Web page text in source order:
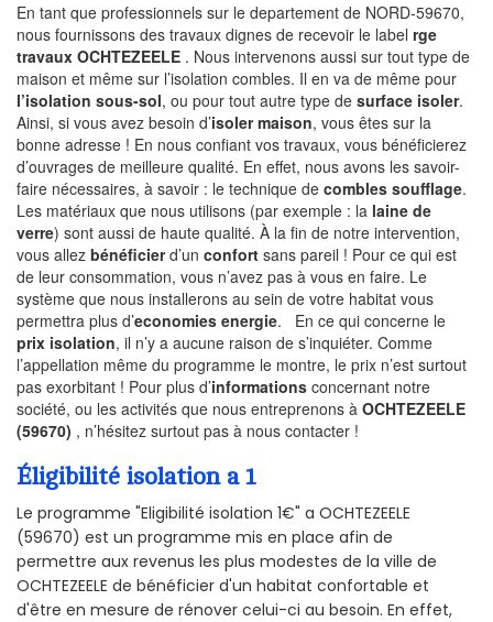
En tant que professionnels sur le departement de NORD-59670,
nous fournissons des travaux dignes de recevoir le label rge
travaux OCHTEZEELE . Nous intervenons aussi sur tout type de
maison et même sur l’isolation combles. Il en va de même pour
l’isolation sous-sol, ou pour tout autre type de surface isoler.
Ainsi, si vous avez besoin d’isoler maison, vous êtes sur la
bonne adresse ! En nous confiant vos travaux, vous bénéficierez
d’ouvrages de meilleure qualité. En effet, nous avons les savoir-
faire nécessaires, à savoir : le technique de combles soufflage.
Les matériaux que nous utilisons (par exemple : la laine de
verre) sont aussi de haute qualité. À la fin de notre intervention,
vous allez bénéficierd’un confort sans pareil ! Pour ce qui est
de leur consommation, vous n’avez pas à vous en faire. Le
système que nous installerons au sein de votre habitat vous
permettra plus d’economies energie. En ce qui concerne le
prix isolation, il n’y a aucune raison de s’inquiéter. Comme
l’appellation même du programme le montre, le prix n’est surtout
pas exorbitant ! Pour plus d’informations concernant notre
société, ou les activités que nous entreprenons à OCHTEZEELE
(59670) , n’hésitez surtout pas à nous contacter !
Éligibilité isolation a 1
Le programme "Eligibilité isolation 1€" a OCHTEZEELE
(59670) est un programme mis en place afin de
permettre aux revenus les plus modestes de la ville de
OCHTEZEELE de bénéficier d'un habitat confortable et
d'être en mesure de rénover celui-ci au besoin. En effet,